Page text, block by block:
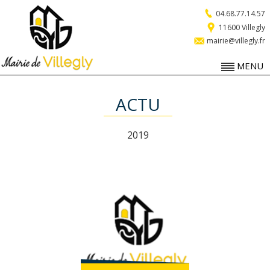
11600 Villegly
04.68.77.14.57
mairie@villegly.fr
MENU
ACTU
2019